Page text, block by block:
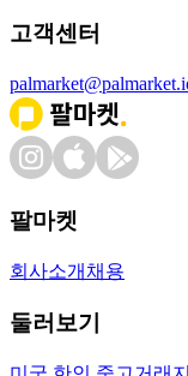
고객센터
팔마켓
회사소개 채용
둘러보기